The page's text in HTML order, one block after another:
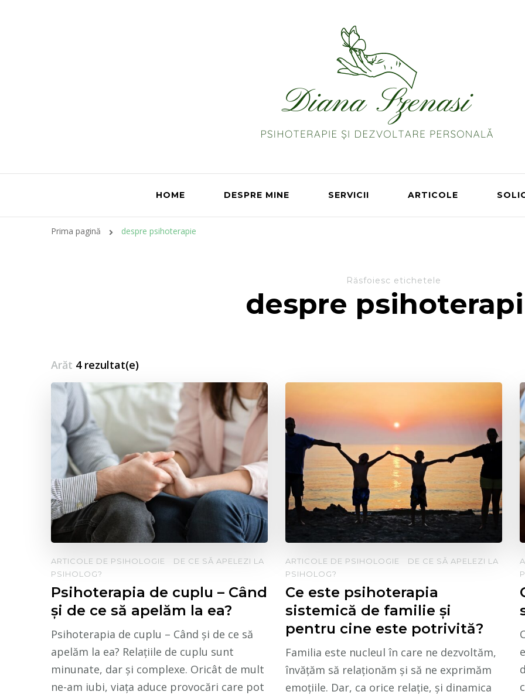
HOME DESPRE MINE SERVICII ARTICOLE
Prima pagină despre psihoterapie
Răsfoiesc etichetele
despre
Arăt 4 rezultat(e)
ARTICOLE DE PSIHOLOGIE
DE CE SĂ APELEZI LA
PSIHOLOG?
Psihoterapia de cuplu – Când
și de ce să apelăm la ea?
Psihoterapia de cuplu – Când și de ce să
apelăm la ea? Relațiile de cuplu sunt
minunate, dar și complexe. Oricât de mult
ne-am iubi, viața aduce provocări care pot
ARTICOLE DE PSIHOLOGIE
DE CE SĂ APELEZI LA
PSIHOLOG?
Ce este psihoterapia
sistemică de familie și
pentru cine este potrivită?
Familia este nucleul în care ne dezvoltăm,
învățăm să relaționăm și să ne exprimăm
emoțiile. Dar, ca orice relație, și dinamica